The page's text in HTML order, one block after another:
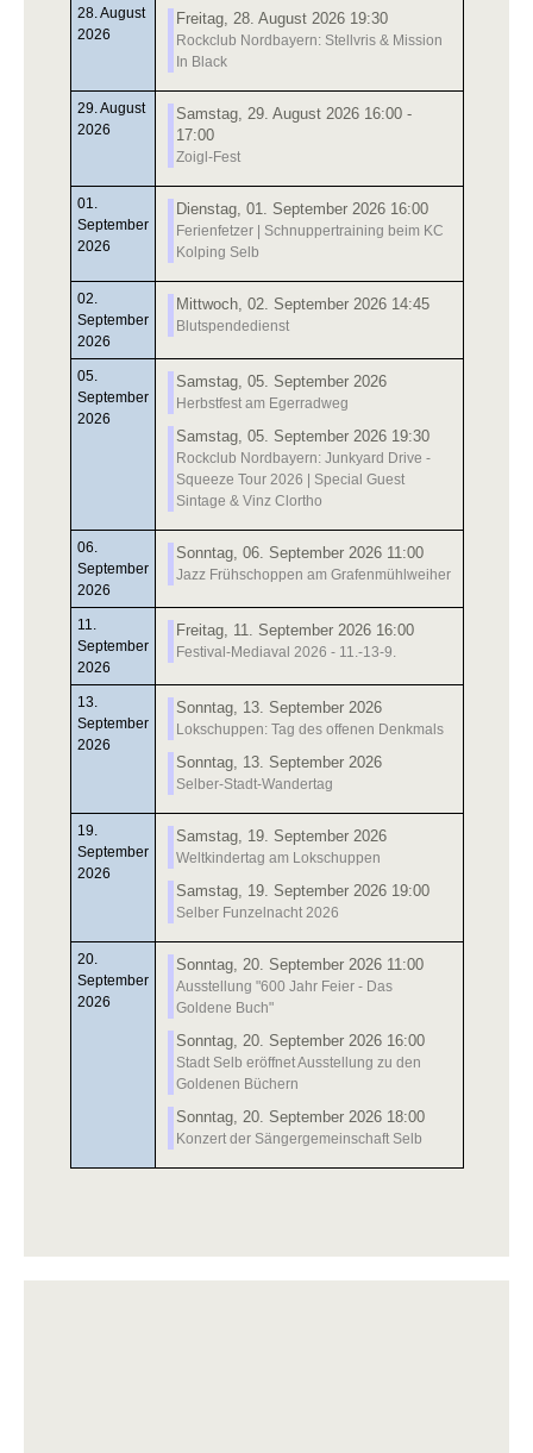
28. August
2026
Freitag, 28. August 2026 19:30
Rockclub Nordbayern: Stellvris & Mission
In Black
29. August
2026
Samstag, 29. August 2026 16:00 -
17:00
Zoigl-Fest
01.
September
2026
Dienstag, 01. September 2026 16:00
Ferienfetzer | Schnuppertraining beim KC
Kolping Selb
02.
September
2026
Mittwoch, 02. September 2026 14:45
Blutspendedienst
05.
September
2026
Samstag, 05. September 2026
Herbstfest am Egerradweg
Samstag, 05. September 2026 19:30
Rockclub Nordbayern: Junkyard Drive -
Squeeze Tour 2026 | Special Guest
Sintage & Vinz Clortho
06.
September
2026
Sonntag, 06. September 2026 11:00
Jazz Frühschoppen am Grafenmühlweiher
11.
September
2026
Freitag, 11. September 2026 16:00
Festival-Mediaval 2026 - 11.-13-9.
13.
September
2026
Sonntag, 13. September 2026
Lokschuppen: Tag des offenen Denkmals
Sonntag, 13. September 2026
Selber-Stadt-Wandertag
19.
September
2026
Samstag, 19. September 2026
Weltkindertag am Lokschuppen
Samstag, 19. September 2026 19:00
Selber Funzelnacht 2026
20.
September
2026
Sonntag, 20. September 2026 11:00
Ausstellung "600 Jahr Feier - Das
Goldene Buch"
Sonntag, 20. September 2026 16:00
Stadt Selb eröffnet Ausstellung zu den
Goldenen Büchern
Sonntag, 20. September 2026 18:00
Konzert der Sängergemeinschaft Selb